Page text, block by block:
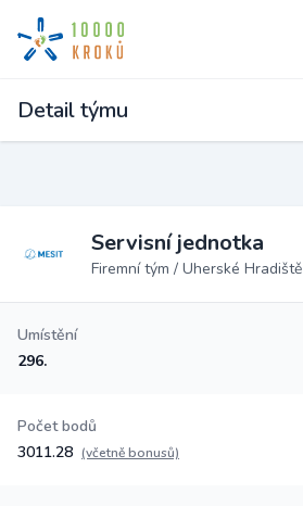
Detail týmu
Servisní jednotka
Firemní tým / Uherské Hradiště
Umístění
296.
Počet bodů
3011.28 (včetně bonusů)